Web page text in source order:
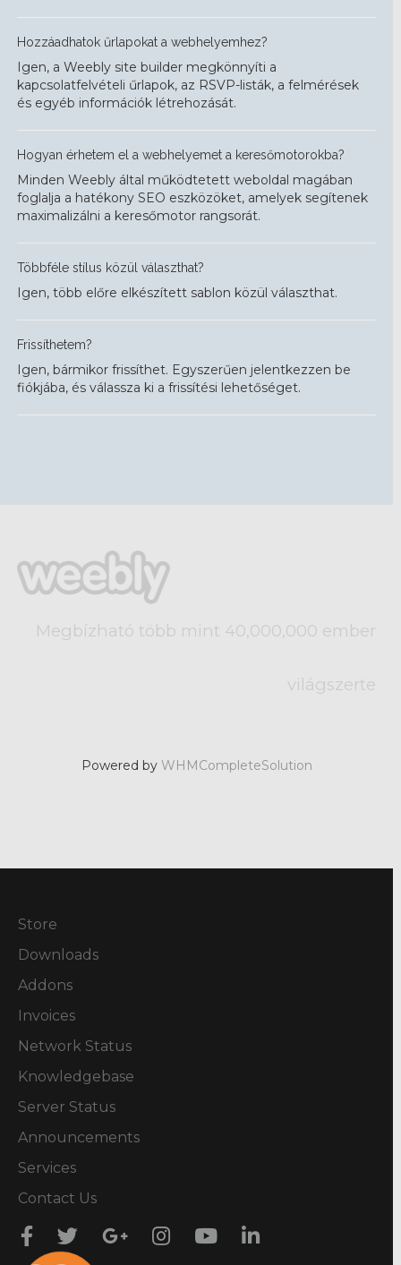
Hozzáadhatok űrlapokat a webhelyemhez?
Igen, a Weebly site builder megkönnyíti a
kapcsolatfelvételi űrlapok, az RSVP-listák, a felmérések
és egyéb információk létrehozását.
Hogyan érhetem el a webhelyemet a keresőmotorokba?
Minden Weebly által működtetett weboldal magában
foglalja a hatékony SEO eszközöket, amelyek segítenek
maximalizálni a keresőmotor rangsorát.
Többféle stílus közül választhat?
Igen, több előre elkészített sablon közül választhat.
Frissíthetem?
Igen, bármikor frissíthet. Egyszerűen jelentkezzen be
fiókjába, és válassza ki a frissítési lehetőséget.
Megbízható több mint 40,000,000 ember
világszerte
Powered by WHMCompleteSolution
Store
Downloads
Addons
Invoices
Network Status
Knowledgebase
Server Status
Announcements
Services
Contact Us